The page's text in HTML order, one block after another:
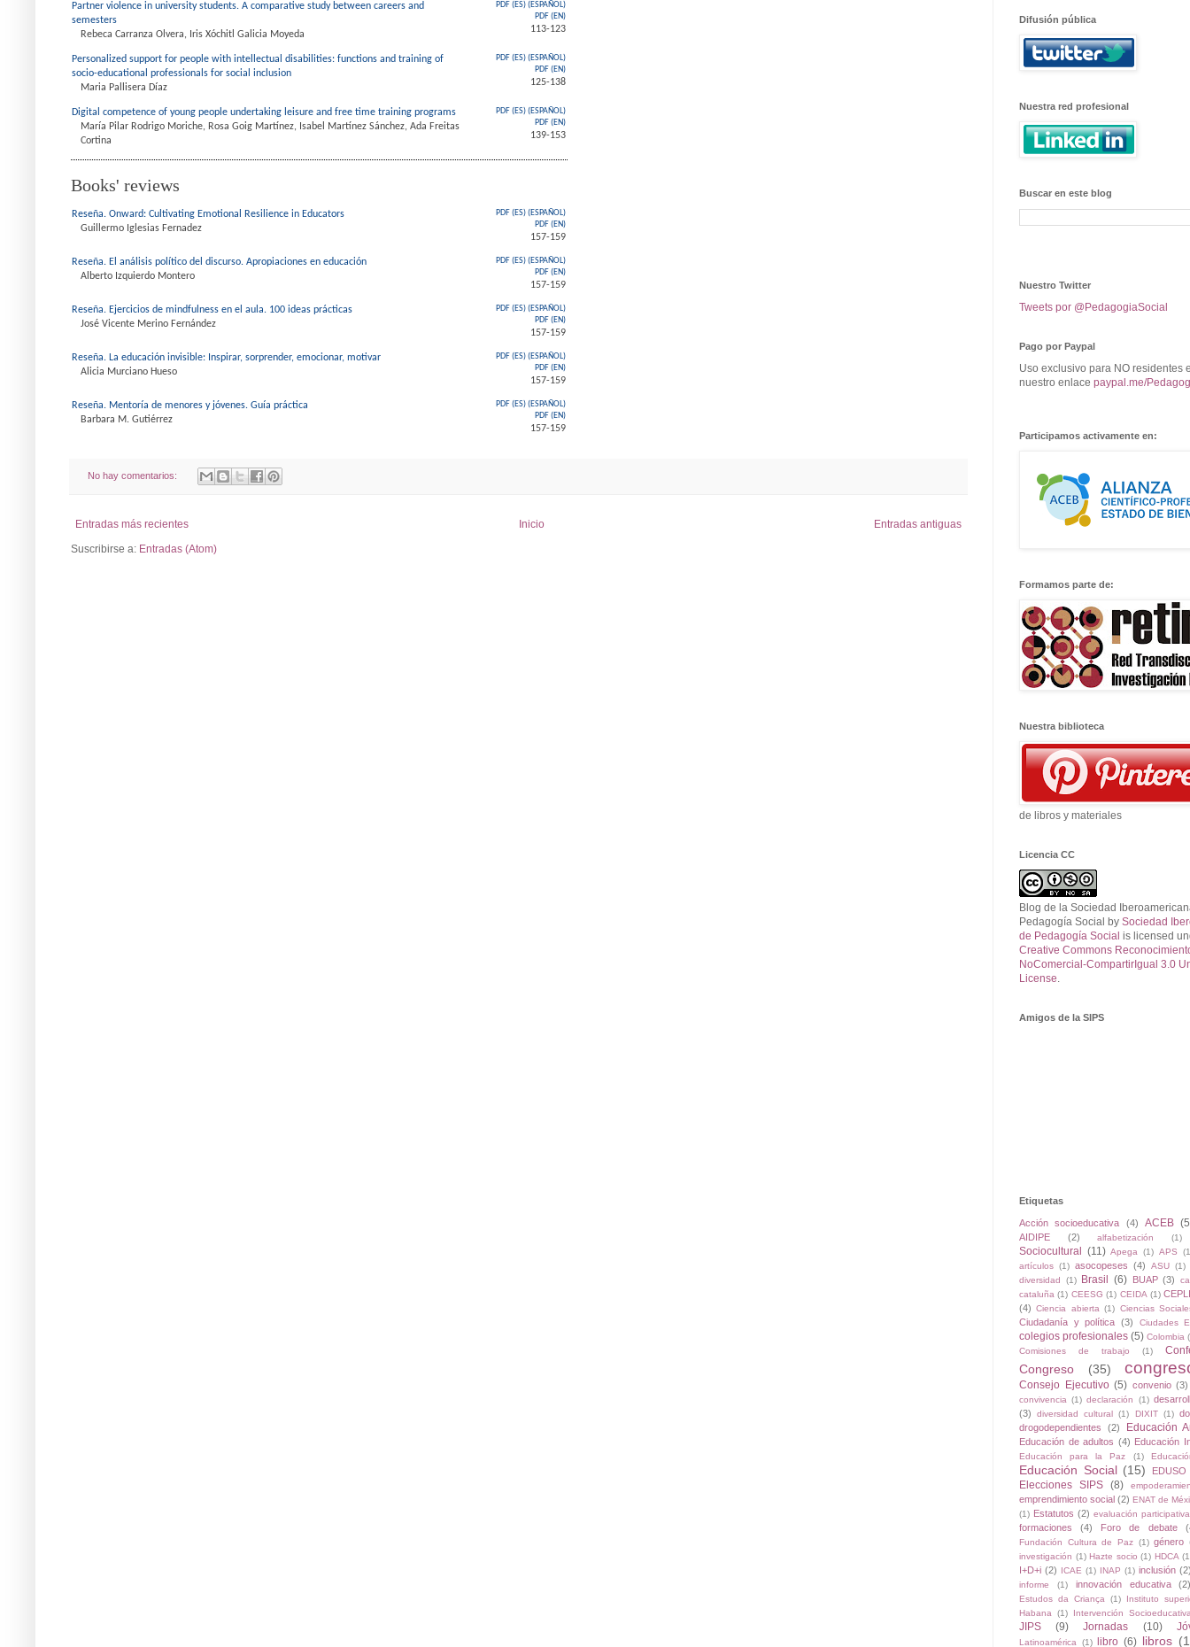
Partner violence in university students. A comparative study between careers and
semesters
Rebeca Carranza Olvera, Iris Xóchitl Galicia Moyeda
PDF (ES) (ESPAÑOL)
PDF (EN)
113-123
Personalized support for people with intellectual disabilities: functions and training of
socio-educational professionals for social inclusion
Maria Pallisera Díaz
PDF (ES) (ESPAÑOL)
PDF (EN)
125-138
Digital competence of young people undertaking leisure and free time training programs
María Pilar Rodrigo Moriche, Rosa Goig Martínez, Isabel Martínez Sánchez, Ada Freitas
Cortina
PDF (ES) (ESPAÑOL)
PDF (EN)
139-153
Books' reviews
Reseña. Onward: Cultivating Emotional Resilience in Educators
Guillermo Iglesias Fernadez
PDF (ES) (ESPAÑOL)
PDF (EN)
157-159
Reseña. El análisis político del discurso. Apropiaciones en educación
Alberto Izquierdo Montero
PDF (ES) (ESPAÑOL)
PDF (EN)
157-159
Reseña. Ejercicios de mindfulness en el aula. 100 ideas prácticas
José Vicente Merino Fernández
PDF (ES) (ESPAÑOL)
PDF (EN)
157-159
Reseña. La educación invisible: Inspirar, sorprender, emocionar, motivar
Alicia Murciano Hueso
PDF (ES) (ESPAÑOL)
PDF (EN)
157-159
Reseña. Mentoría de menores y jóvenes. Guía práctica
Barbara M. Gutiérrez
PDF (ES) (ESPAÑOL)
PDF (EN)
157-159
No hay comentarios:
Entradas más recientes Entradas antiguas
Inicio
Suscribirse a: Entradas (Atom)
Difusión pública
Nuestra red profesional
Buscar en este blog
Nuestro Twitter
Tweets por @PedagogiaSocial
Pago por Paypal
Uso exclusivo para NO residentes
nuestro enlace paypal.me/
Participamos activamente en:
Formamos parte de:
Nuestra biblioteca
de libros y materiales
Licencia CC
Blog de la Sociedad
Pedagogía Social by Sociedad
de Pedagogía Social is licensed
Creative Commons
NoComercial-CompartirIgual 3.0
License
Amigos de la SIPS
Etiquetas
Acción socioeducativa (4) ACEB
AIDIPE (2) alfabetización (1)
Sociocultural (11) Apega (1) APS
artículos (1) asocopeses (4) ASU (1)
diversidad
(1) Brasil (6) BUAP (3)
cataluña (1) CEESG (1) CEIDA (1)
(4) Ciencia abierta (1) Ciencias
Ciudadanía y política (3) Ciudades
colegios profesionales (5) Colombia
Comisiones de trabajo
(1)
Congreso (35)
Consejo Ejecutivo (5) convenio (3)
convivencia (1) declaración (1)
(3)
diversidad cultural (1) DIXIT (1)
drogodependientes
(2) Educación
Educación de adultos (4) Educación
Educación para la Paz (1)
Educación Social (15) EDUSO
Elecciones SIPS (8)
emprendimiento social (2) ENAT de
(1) Estatutos (2) evaluación participativa
formaciones (4) Foro de debate
Fundación Cultura de Paz (1) género
investigación (1) Hazte socio (1) HDCA
I+D+i (2) ICAE (1) INAP (1) inclusión
informe (1) innovación educativa
Estudos da Criança (1)
Instituto
Habana
(1) Intervención
JIPS (9) Jornadas (10)
Latinoamérica (1) libro (6) libros